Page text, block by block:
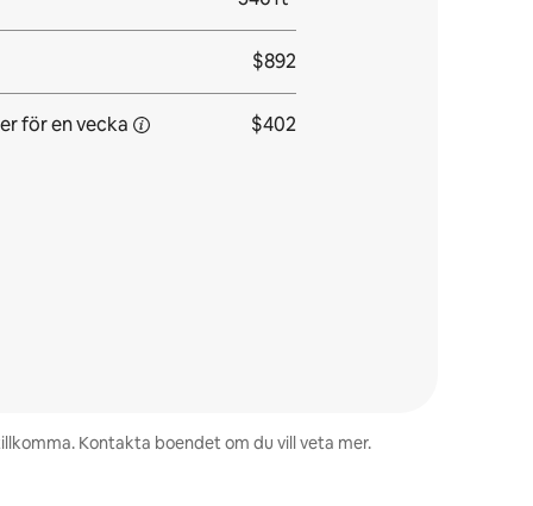
$892
fören vecka $402
Kontakta boendet om du vill veta mer.